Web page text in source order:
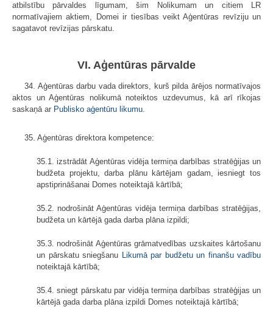
atbilstību pārvaldes līgumam, šim Nolikumam un citiem LR
normatīvajiem aktiem, Domei ir tiesības veikt Aģentūras revīziju un
sagatavot revīzijas pārskatu.
VI. Aģentūras pārvalde
34. Aģentūras darbu vada direktors, kurš pilda ārējos normatīvajos
aktos un Aģentūras nolikumā noteiktos uzdevumus, kā arī rīkojas
saskaņā ar Publisko aģentūru likumu
35. Aģentūras direktora kompetence:
35.1. izstrādāt Aģentūras vidēja termiņa darbības stratēģijas un
budžeta projektu, darba plānu kārtējam gadam, iesniegt tos
apstiprināšanai Domes noteiktajā kārtībā;
35.2. nodrošināt Aģentūras vidēja termiņa darbības stratēģijas,
budžeta un kārtējā gada darba plāna izpildi;
35.3. nodrošināt Aģentūras grāmatvedības uzskaites kārtošanu
un pārskatu sniegšanu
Likumā par budžetu un finanšu vadību
noteiktajā kārtībā;
35.4. sniegt pārskatu par vidēja termiņa darbības stratēģijas un
kārtējā gada darba plāna izpildi Domes noteiktajā kārtībā;